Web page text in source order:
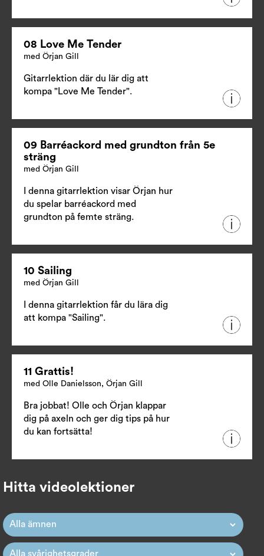
08 Love Me Tender
med Örjan Gill
Gitarrlektion där du lär dig att
kompa "Love Me Tender".
09 Barréackord med grundton från 5e
sträng
med Örjan Gill
I denna gitarrlektion visar Örjan hur
du spelar barréackord med
grundton på femte sträng.
10 Sailing
med Örjan Gill
I denna gitarrlektion får du lära dig
att kompa "Sailing".
11 Grattis!
med Olle Danielsson, Örjan Gill
Bra jobbat! Olle och Örjan klappar
dig på axeln och ger dig tips på hur
du kan fortsätta!
Hitta videolektioner